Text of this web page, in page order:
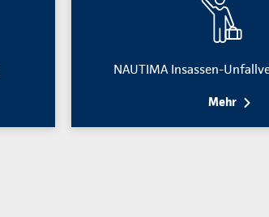
NAUTIMA Insassen-
Mehr